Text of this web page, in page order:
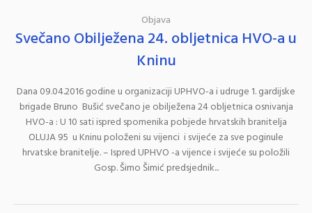
Objava
Svečano Obilježena 24. obljetnica HVO-a u
Kninu
Dana 09.04.2016 godine u organizaciji UPHVO-a i udruge 1. gardijske
brigade Bruno Bušić svečano je obilježena 24 obljetnica osnivanja
HVO-a : U 10 sati ispred spomenika pobjede hrvatskih branitelja
OLUJA 95 u Kninu položeni su vijenci i svijeće za sve poginule
hrvatske branitelje. – Ispred UPHVO -a vijence i svijeće su položili
Gosp. Šimo Šimić predsjednik...